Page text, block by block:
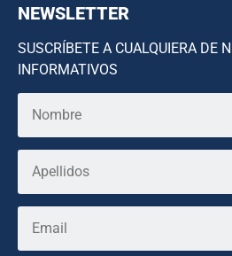
NEWSLETTER
SUSCRÍBETE A CUALQUIERA DE
INFORMATIVOS